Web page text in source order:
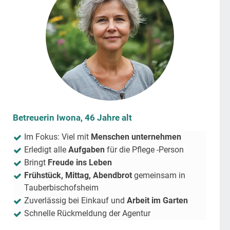
Betreuerin Iwona, 46 Jahre alt
Im Fokus: Viel mit Menschen unternehmen
Erledigt alle Aufgaben für die Pflege -Person
Bringt Freude ins Leben
Frühstück, Mittag, Abendbrot gemeinsam in
Tauberbischofsheim
Zuverlässig bei Einkauf und Arbeit im Garten
Schnelle Rückmeldung der Agentur